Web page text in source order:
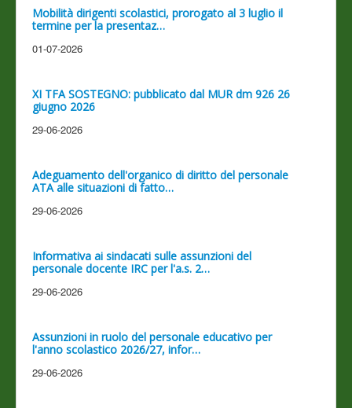
Mobilità dirigenti scolastici, prorogato al 3 luglio il
termine per la presentaz…
01-07-2026
XI TFA SOSTEGNO: pubblicato dal MUR dm 926 26
giugno 2026
29-06-2026
Adeguamento dell'organico di diritto del personale
ATA alle situazioni di fatto…
29-06-2026
Informativa ai sindacati sulle assunzioni del
personale docente IRC per l'a.s. 2…
29-06-2026
Assunzioni in ruolo del personale educativo per
l'anno scolastico 2026/27, infor…
29-06-2026